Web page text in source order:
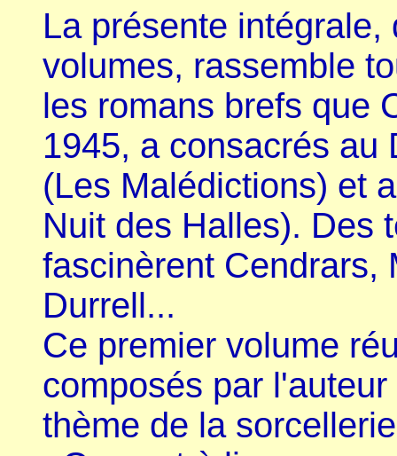
La présente
volumes, rassemble
les romans brefs que
1945, a consacrés au
(Les Malédictions) et
Nuit des Halles). Des
fascinèrent Cendrars,
Durrell...
Ce premier volume
composés par
thème de la